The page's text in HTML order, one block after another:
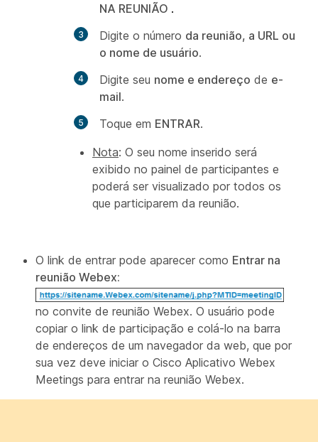
NA REUNIÃO .
Digite o número da reunião, a URL ou
o nome de usuário.
Digite seu nome e endereço de e-
mail.
Toque em ENTRAR.
Nota: O seu nome inserido será
exibido no painel de participantes e
poderá ser visualizado por todos os
que participarem da reunião.
O link de entrar pode aparecer como Entrar na
reunião Webex:
no convite de reunião Webex. O usuário pode
copiar o link de participação e colá-lo na barra
de endereços de um navegador da web, que por
sua vez deve iniciar o Cisco Aplicativo Webex
Meetings para entrar na reunião Webex.